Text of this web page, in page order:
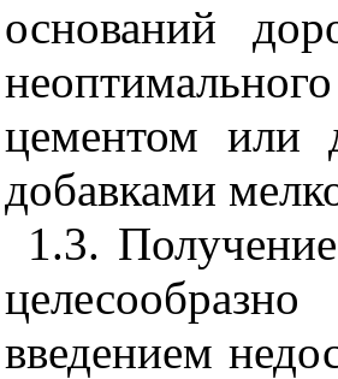
оснований
цементом или
добавками
1.3.
введением